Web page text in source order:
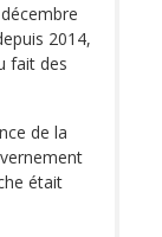
2014,
fait des
de la
était